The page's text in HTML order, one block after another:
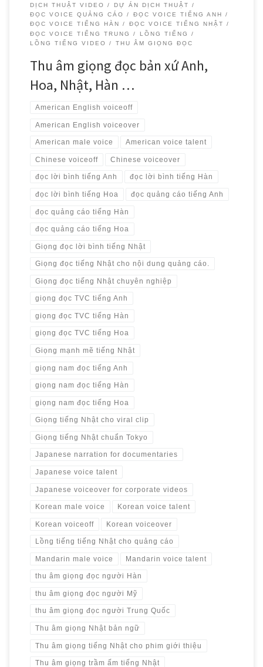
DỊCH THUẬT VIDEO
DỰ ÁN DỊCH THUẬT
ĐỌC VOICE QUẢNG CÁO
ĐỌC VOICE TIẾNG ANH
ĐỌC VOICE TIẾNG HÀN
ĐỌC VOICE TIẾNG NHẬT
ĐỌC VOICE TIẾNG TRUNG
LỒNG TIẾNG
LỒNG TIẾNG VIDEO
THU ÂM GIỌNG ĐỌC
Thu âm giọng đọc bản xứ Anh,
Hoa, Nhật, Hàn …
American English voiceoff
American English voiceover
American male voice American voice talent
Chinese voiceoff Chinese voiceover
đọc lời bình tiếng Anh đọc lời bình tiếng Hàn
đọc lời bình tiếng Hoa đọc quảng cáo tiếng Anh
đọc quảng cáo tiếng Hàn
đọc quảng cáo tiếng Hoa
Giọng đọc lời bình tiếng Nhật
Giọng đọc tiếng Nhật cho nội dung quảng cáo.
Giọng đọc tiếng Nhật chuyên nghiệp
giọng đọc TVC tiếng Anh
giọng đọc TVC tiếng Hàn
giọng đọc TVC tiếng Hoa
Giọng mạnh mẽ tiếng Nhật
giọng nam đọc tiếng Anh
giọng nam đọc tiếng Hàn
giọng nam đọc tiếng Hoa
Giọng tiếng Nhật cho viral clip
Giọng tiếng Nhật chuẩn Tokyo
Japanese narration for documentaries
Japanese voice talent
Japanese voiceover for corporate videos
Korean male voice Korean voice talent
Korean voiceoff Korean voiceover
Lồng tiếng tiếng Nhật cho quảng cáo
Mandarin male voice Mandarin voice talent
thu âm giọng đọc người Hàn
thu âm giọng đọc người Mỹ
thu âm giọng đọc người Trung Quốc
Thu âm giọng Nhật bản ngữ
Thu âm giọng tiếng Nhật cho phim giới thiệu
Thu âm giọng trầm ấm tiếng Nhật